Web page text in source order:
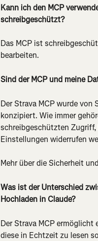
Kann ich den MCP
schreibgeschützt?
Das MCP ist
bearbeiten.
Sind der MCP und meine
Der Strava MCP wurde
konzipiert. Wie immer
schreibgeschützten
Einstellungen widerrufen
Mehr über die Sicherheit
Was ist der Unterschied
Hochladen in Claude?
Der Strava MCP ermöglicht
diese in Echtzeit zu lesen